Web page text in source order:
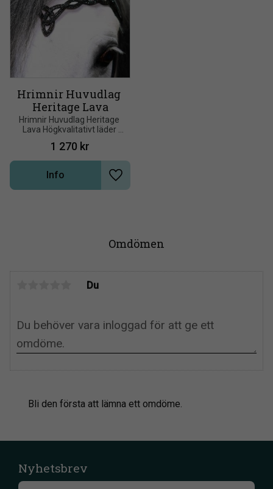
Omdömen
Du
Bli den första att lämna ett omdöme.
Hrimnir Huvudlag
Heritage Lava
Hrimnir Huvudlag Heritage
Lava Högkvalitativt läder
insmort med extra olja för
hållbarhet och mjukhet
1 270 kr
Lägg till i önskelista
Info
Nyhetsbrev